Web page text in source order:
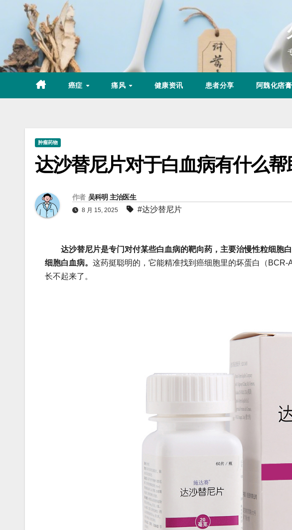
content
癌症 痛风 健康资讯 患者分享 阿魏化痞膏
肿瘤药物
达沙替尼片对于白血病有什么帮
作者 吴科明 主治医生
8 月 15, 2025 #达沙替尼片
达沙替尼片是专门对付某些白血病的靶向药，主要治慢性粒细胞
细胞白血病。 这药挺聪明的，它能精准找到癌细胞里的坏蛋白（
长不起来了。